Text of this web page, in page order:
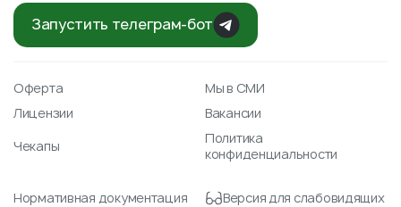
Запустить телеграм-бот
Оферта
Мы в СМИ
Лицензии
Вакансии
Чекапы
Политика
конфиденциальности
Нормативная документация Версия для слабовидящих